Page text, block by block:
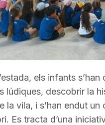
r
o
els infants
lúdiques, descobrir la
la vila, i s’han endut
Es tracta d’una